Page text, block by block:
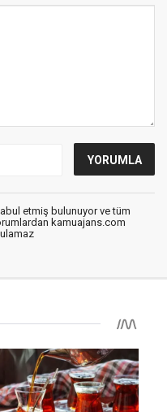
etmiş bulunuyor ve tüm
kamuajans.com